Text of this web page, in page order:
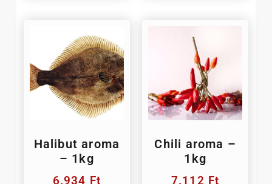
Halibut aroma
– 1kg
6.934 Ft
Chili aroma –
1kg
7.112 Ft